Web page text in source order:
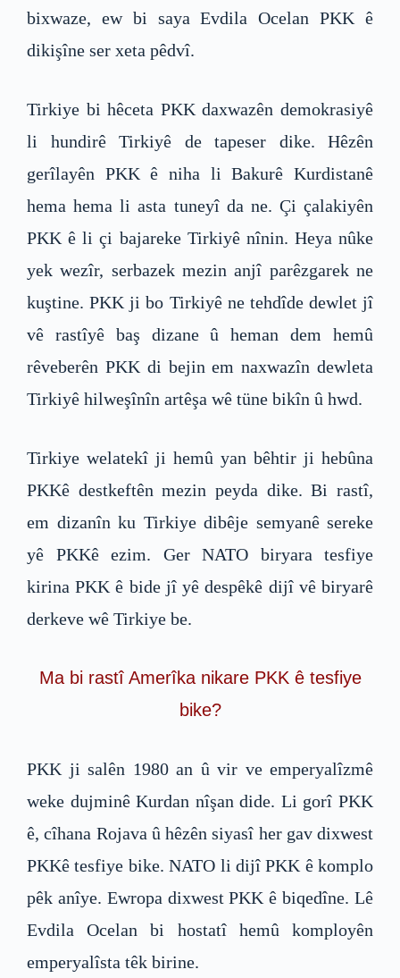
bixwaze, ew bi saya Evdila Ocelan PKK ê
dikişîne ser xeta pêdvî.
Tirkiye bi hêceta PKK daxwazên demokrasiyê
li hundirê Tirkiyê de tapeser dike. Hêzên
gerîlayên PKK ê niha li Bakurê Kurdistanê
hema hema li asta tuneyî da ne. Çi çalakiyên
PKK ê li çi bajareke Tirkiyê nînin. Heya nûke
yek wezîr, serbazek mezin anjî parêzgarek ne
kuştine. PKK ji bo Tirkiyê ne tehdîde dewlet jî
vê rastîyê baş dizane û heman dem hemû
rêveberên PKK di bejin em naxwazîn dewleta
Tirkiyê hilweşînîn artêşa wê tüne bikîn û hwd.
Tirkiye welatekî ji hemû yan bêhtir ji hebûna
PKKê destkeftên mezin peyda dike. Bi rastî,
em dizanîn ku Tirkiye dibêje semyanê sereke
yê PKKê ezim. Ger NATO biryara tesfiye
kirina PKK ê bide jî yê despêkê dijî vê biryarê
derkeve wê Tirkiye be.
Ma bi rastî Amerîka nikare PKK ê tesfiye
bike?
PKK ji salên 1980 an û vir ve emperyalîzmê
weke dujminê Kurdan nîşan dide. Li gorî PKK
ê, cîhana Rojava û hêzên siyasî her gav dixwest
PKKê tesfiye bike. NATO li dijî PKK ê komplo
pêk anîye. Ewropa dixwest PKK ê biqedîne. Lê
Evdila Ocelan bi hostatî hemû komployên
emperyalîsta têk birine.